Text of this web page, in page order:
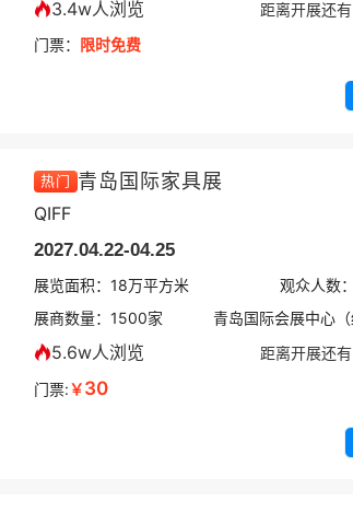
3.4w人浏览 距离开展还有
门票： 限时免费
热门 青岛国际家具展
QIFF
2027.04.22-04.25
展览面积： 18万平方米 观众人数：
展商数量： 1500家 青岛国际会展中心（
5.6w人浏览 距离开展还有
门票:￥30